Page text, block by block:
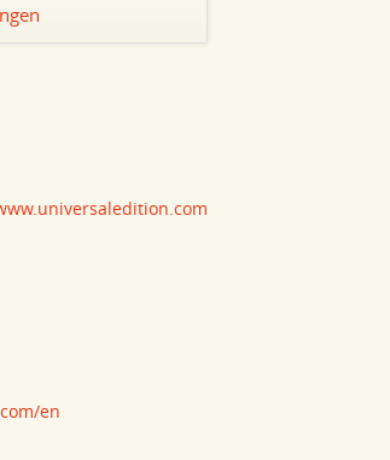
überspringen
en